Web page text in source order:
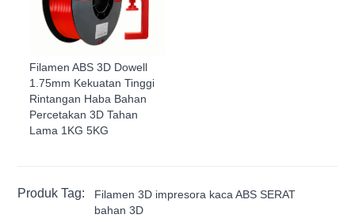
Filamen ABS 3D Dowell
1.75mm Kekuatan Tinggi
Rintangan Haba Bahan
Percetakan 3D Tahan
Lama 1KG 5KG
Produk Tag:
Filamen 3D impresora kaca ABS SERAT
bahan 3D